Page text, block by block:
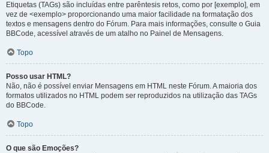
Etiquetas (TAGs) são incluídas entre parêntesis retos, como por [exemplo], em
vez de <exemplo> proporcionando uma maior facilidade na formatação dos
textos e mensagens dentro do Fórum. Para mais informações, consulte o Guia
BBCode, acessível através de um atalho no Painel de Mensagens.
Topo
Posso usar HTML?
Não, não é possível enviar Mensagens em HTML neste Fórum. A maioria dos
formatos utilizados no HTML podem ser reproduzidos na utilização das TAGs
do BBCode.
Topo
O que são Emoções?